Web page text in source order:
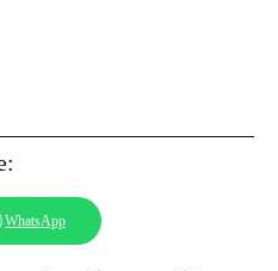
WhatsApp